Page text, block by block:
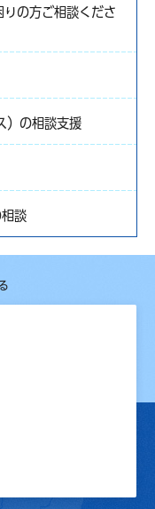
の方ご相談くださ
）の相談支援
談